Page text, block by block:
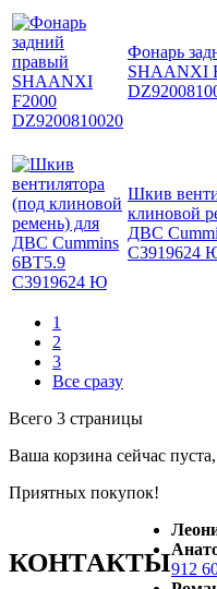
Фонарь
SHAANXI
Шкив
клиновой
ДВС
C3919624
1
2
3
Все сразу
Всего 3 страницы
Ваша корзина сейчас
Приятных покупок!
КОНТАКТЫ912